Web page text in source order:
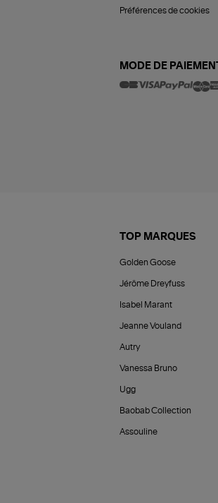
Préférences de cookies
MODE DE PAIEMENT
TOP MARQUES
Golden Goose
Jérôme Dreyfuss
Isabel Marant
Jeanne Vouland
Autry
Vanessa Bruno
Ugg
Baobab Collection
Assouline